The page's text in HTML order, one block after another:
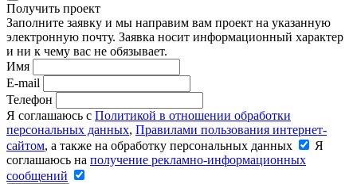
Получить проект
Заполните заявку и мы направим вам проект на указанную
электронную почту. Заявка носит информационный характер
и ни к чему вас не обязывает.
Имя
E-mail
Телефон
Я соглашаюсь с Политикой в отношении обработки
персональных данных, Правилами пользования интернет-
сайтом, а также на обработку персональных данных
Я
соглашаюсь на получение рекламно-информационных
сообщений